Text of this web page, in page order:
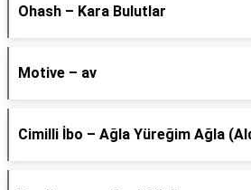
Ohash – Kara Bulutlar
Motive – av
Cimilli İbo – Ağla Yüreğim Ağla